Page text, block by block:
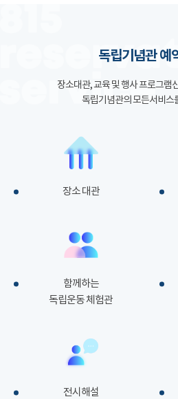
독립기념관 예
장소대관, 교육 및 행사 프로그램
독립기념관의 모든서비스
장소 대관
함께하는
독립운동 체험관
전시해설